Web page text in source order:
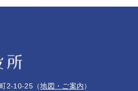
2-10-25 （地図・ご案内）